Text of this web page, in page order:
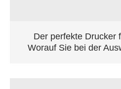
Der perfekte Drucker
Worauf Sie bei der